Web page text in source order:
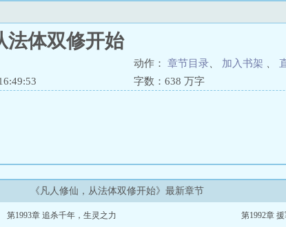
法体双修开始
动作： 章节目录 加入书架
字数：638 万字
《凡人修仙，从法体双修开始》最新章节
第1993章 追杀千年，生灵之力 第1992章